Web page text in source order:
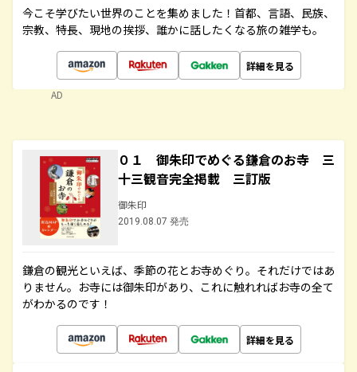
今こそ学びたい世界のことを集めました！首都、言語、民族、
宗教、特長、現地の挨拶、誰かに話したくなる旅の雑学も。
詳細を見る
AD
０１ 御朱印でめぐる鎌倉のお寺 三
十三観音完全掲載 三訂版
御朱印
2019.08.07 発売
鎌倉の観光といえば、季節の花とお寺めぐり。それだけではあ
りません。お寺には御朱印があり、これに触れればお寺の全て
がわかるのです！
詳細を見る